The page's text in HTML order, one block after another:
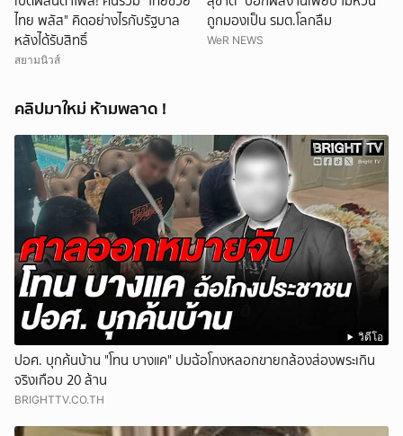
ไทย พลัส" คิดอย่างไรกับรัฐบาล
หลังได้รับสิทธิ์
สยามนิวส์
ถูกมองเป็น รมต.โลกลืม
WeR NEWS
คลิปมาใหม่ ห้ามพลาด !
วิดีโอ
ปอศ. บุกค้นบ้าน "โทน บางแค" ปมฉ้อโกงหลอกขายกล้องส่องพระเกิน
จริงเกือบ 20 ล้าน
BRIGHTTV.CO.TH